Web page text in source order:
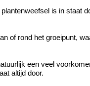
is in staat
of rond het groeipunt,
een veel
altijd door.